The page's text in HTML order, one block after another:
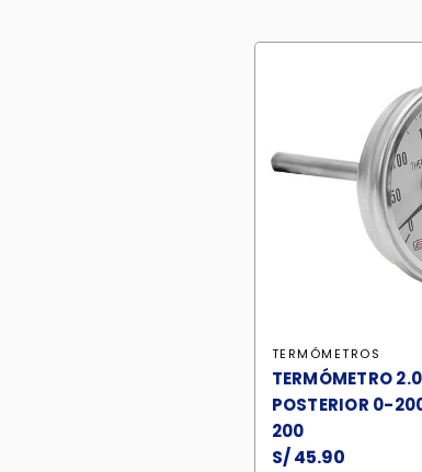
TERMÓMETROS
TERMÓMETRO
POSTERIOR 0-
200
S/45.90